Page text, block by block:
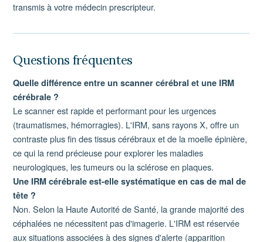
transmis à votre médecin prescripteur.
Questions fréquentes
Quelle différence entre un scanner cérébral et une IRM
cérébrale ?
Le scanner est rapide et performant pour les urgences
(traumatismes, hémorragies). L'IRM, sans rayons X, offre un
contraste plus fin des tissus cérébraux et de la moelle épinière,
ce qui la rend précieuse pour explorer les maladies
neurologiques, les tumeurs ou la sclérose en plaques.
Une IRM cérébrale est-elle systématique en cas de mal de
tête ?
Non. Selon la Haute Autorité de Santé, la grande majorité des
céphalées ne nécessitent pas d'imagerie. L'IRM est réservée
aux situations associées à des signes d'alerte (apparition